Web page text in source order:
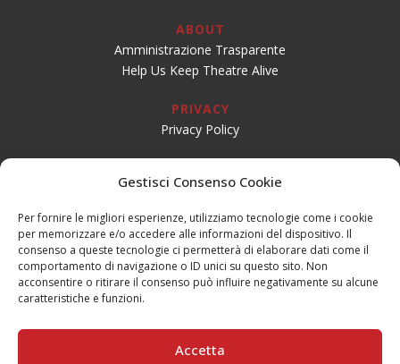
Gestisci Consenso Cookie
Per fornire le migliori esperienze, utilizziamo tecnologie come i cookie
per memorizzare e/o accedere alle informazioni del dispositivo. Il
consenso a queste tecnologie ci permetterà di elaborare dati come il
comportamento di navigazione o ID unici su questo sito. Non
acconsentire o ritirare il consenso può influire negativamente su alcune
caratteristiche e funzioni.
Accetta
ABOUT
Amministrazione Trasparente
Help Us Keep Theatre Alive
PRIVACY
Privacy Policy
CONTATTI
Email:info@teatrogiovaniteatropirata.it
PEC:atg@pec.teatrogiovani.com
Mobile: 334.1684688